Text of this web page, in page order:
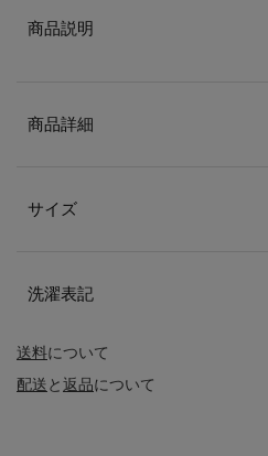
送料について
配送と返品について
商品説明
商品詳細
サイズ
洗濯表記